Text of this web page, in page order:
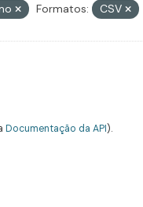
Formatos: CSV
Documentação da API).